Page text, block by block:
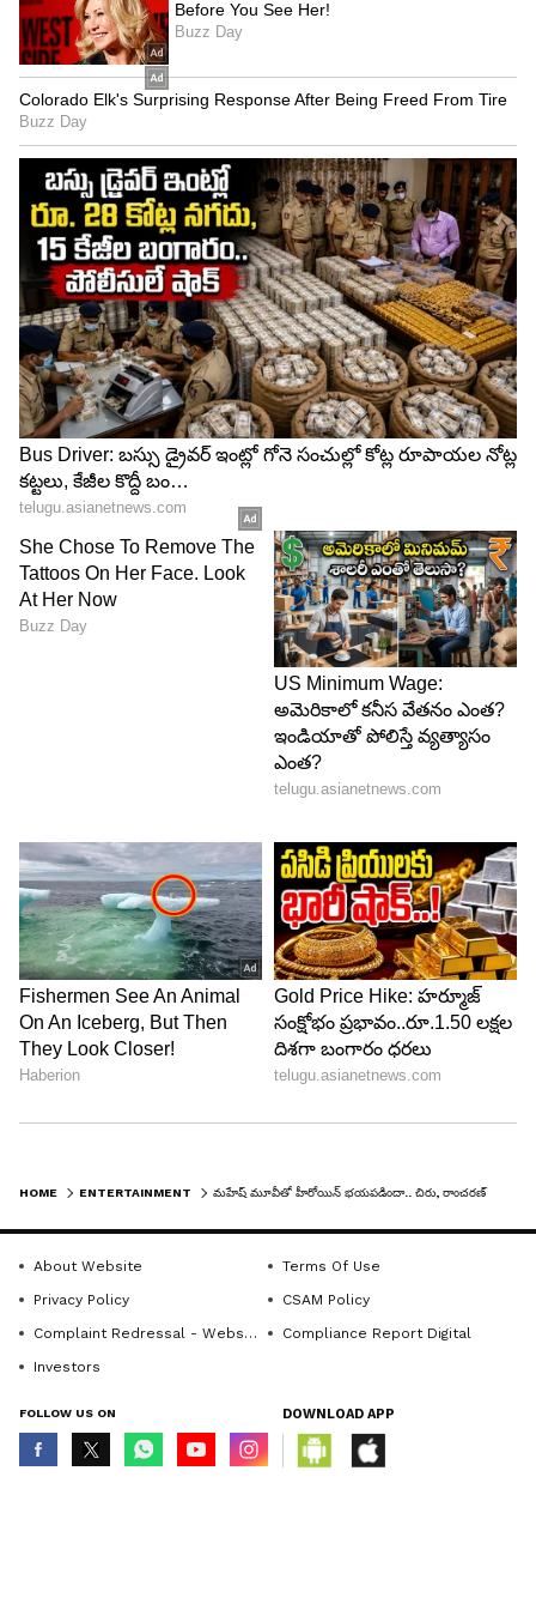
కానీ మొదటి రోజు షూటింగ్ లోనే ఆమెకి ఆ పాత్ర ఎలాంటిదో
అర్థం అయిపోయింది. ఇన్నిరోజులు తెలుగు ప్రేక్షకుల్లో
సంపాదించుకున్న హోమ్లీ ఇమేజ్ ఈ చిత్రంతో నాశనం
అయిపోతుందని భయపడిందట. డైరెక్టర్ తేజ చెప్పింది ఒకటి
చేసింది ఒకటి అని మండిపడ్డారు. కానీ అడ్వాన్స్
తీసుకున్నాక ఆ మూవీ చేయక తప్పలేదు. ఒక ఆర్టిస్ట్ గా ఆ
పాత్రకి తాను న్యాయం చేశానని రాశి తెలిపింది.
5
7
తన కెరీర్ ఇక ఎండింగ్ కి వస్తుంది
అనుకుంటున్న తరుణంలో మెగాస్టార్ చిరంజీవి గారితో
హీరోయిన్ గా నటించే ఛాన్స్ వచ్చింది. ఆ మూవీలో నాతో
పాటు ఆర్తి అగర్వాల్ కూడా హీరోయిన్. వి ఎన్ ఆదిత్య
ఆగిపోయింది అని రాశి నిరాశ వ్యక్తం చేసింది. ఆ చిత్రంలో
నటించి ఉంటే.. టాలీవుడ్ హీరోలందరితో ఇంకో రౌండ్
నటించి చుట్టేసేదాన్ని అని తెలిపింది. కానీ బ్యాడ్ లక్ ఆ
మూవీ సెట్ కాలేదు.
6
HOME ENTERTAINMENT
About Website
Terms Of Use
Privacy Policy
CSAM Policy
Complaint Redressal - Website
Compliance Report Digital
Investors
FOLLOW US ON DOWNLOAD APP